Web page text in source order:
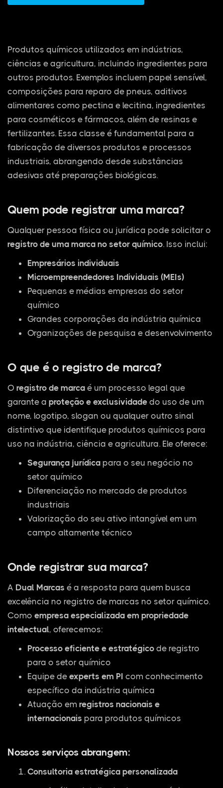
Produtos químicos utilizados em indústrias,
ciências e agricultura, incluindo ingredientes para
outros produtos. Exemplos incluem papel sensível,
composições para reparo de pneus, aditivos
alimentares como pectina e lecitina, ingredientes
para cosméticos e fármacos, além de resinas e
fertilizantes. Essa classe é fundamental para a
fabricação de diversos produtos e processos
industriais, abrangendo desde substâncias
adesivas até preparações biológicas.
Quem pode registrar uma marca?
Qualquer pessoa física ou jurídica pode solicitar o
registro de uma marca no setor químico. Isso inclui:
Empresários individuais
Microempreendedores Individuais (MEIs)
Pequenas e médias empresas do setor
químico
Grandes corporações da indústria química
Organizações de pesquisa e desenvolvimento
O que é o registro de marca?
O registro de marca é um processo legal que
garante a proteção e exclusividade do uso de um
nome, logotipo, slogan ou qualquer outro sinal
distintivo que identifique produtos químicos para
uso na indústria, ciência e agricultura. Ele oferece:
Segurança jurídica para o seu negócio no
setor químico
Diferenciação no mercado de produtos
industriais
Valorização do seu ativo intangível em um
campo altamente técnico
Onde registrar sua marca?
A Dual Marcas é a resposta para quem busca
excelência no registro de marcas no setor químico.
Como empresa especializada em propriedade
intelectual, oferecemos:
Processo eficiente e estratégico de registro
para o setor químico
Equipe de experts em PI com conhecimento
específico da indústria química
Atuação em registros nacionais e
internacionais para produtos químicos
Nossos serviços abrangem:
Consultoria estratégica personalizada